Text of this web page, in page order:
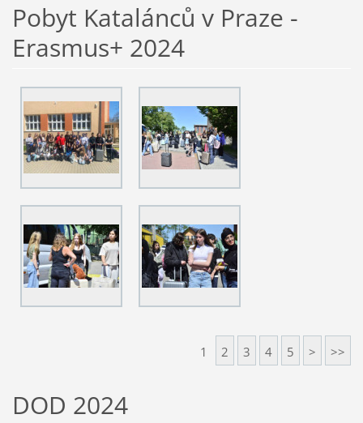
Pobyt Katalánců v Praze -
Erasmus+ 2024
1 2 3 4 5 > >>
DOD 2024